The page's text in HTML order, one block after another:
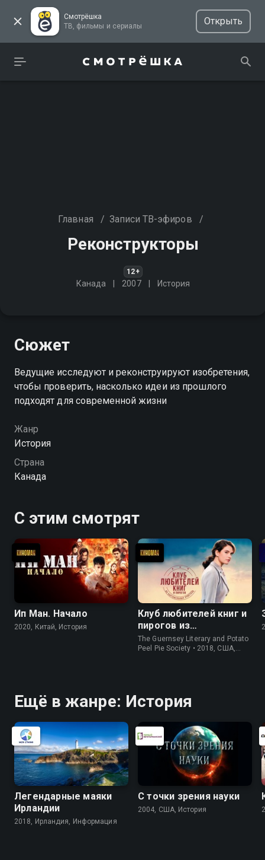
Смотрёшка
ТВ, фильмы и сериалы
Открыть
Главная / Записи ТВ-эфиров /
Реконструкторы
12+
Канада 2007 История
Сюжет
Ведущие исследуют и реконструируют изобретения,
чтобы проверить, насколько идеи из прошлого
подходят для современной жизни
Жанр
История
Страна
Канада
С этим смотрят
Ип Ман. Начало
2020, Китай, История
Клуб любителей книг и
пирогов из
картофельных
очистков
The Guernsey Literary and Potato
Peel Pie Society • 2018, США,
Ещё в жанре: История
Легендарные маяки
Ирландии
2018, Ирландия, Информация
С точки зрения науки
2004, США, История